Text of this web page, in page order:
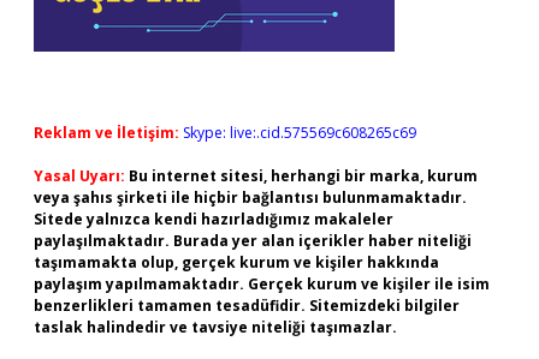
Reklam ve İletişim: Skype: live:.cid.575569c608265c69
Yasal Uyarı: Bu internet sitesi, herhangi bir marka, kurum
veya şahıs şirketi ile hiçbir bağlantısı bulunmamaktadır.
Sitede yalnızca kendi hazırladığımız makaleler
paylaşılmaktadır. Burada yer alan içerikler haber niteliği
taşımamakta olup, gerçek kurum ve kişiler hakkında
paylaşım yapılmamaktadır. Gerçek kurum ve kişiler ile isim
benzerlikleri tamamen tesadüfidir. Sitemizdeki bilgiler
taslak halindedir ve tavsiye niteliği taşımazlar.